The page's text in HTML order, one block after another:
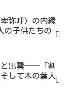
弥呼）の内縁
の子供たちの
と出雲──「割
して木の葉人